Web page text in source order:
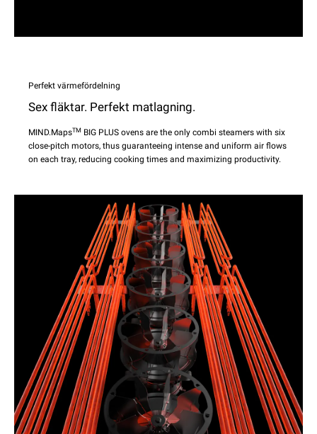
Perfekt värmefördelning
Sex fläktar. Perfekt matlagning.
MIND.MapsTM BIG PLUS ovens are the only combi steamers with six
close-pitch motors, thus guaranteeing intense and uniform air flows
on each tray, reducing cooking times and maximizing productivity.